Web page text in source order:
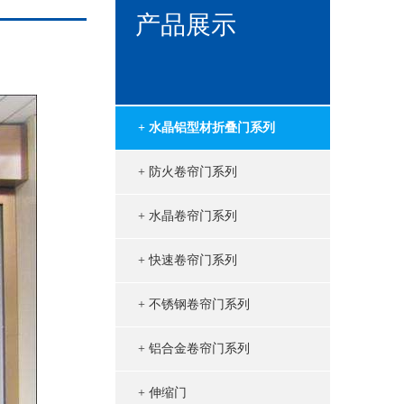
产品展示
+ 水晶铝型材折叠门系列
+ 防火卷帘门系列
+ 水晶卷帘门系列
+ 快速卷帘门系列
+ 不锈钢卷帘门系列
+ 铝合金卷帘门系列
+ 伸缩门